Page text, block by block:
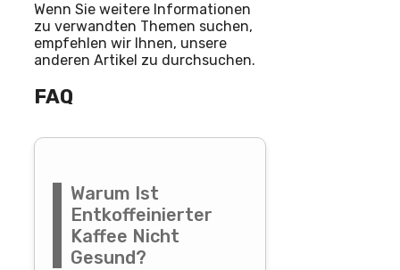
Wenn Sie weitere Informationen
zu verwandten Themen suchen,
empfehlen wir Ihnen, unsere
anderen Artikel zu durchsuchen.
FAQ
Warum Ist
Entkoffeinierter
Kaffee Nicht
Gesund?